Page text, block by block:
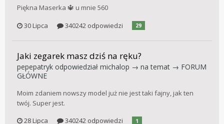
Piękna Maserka 🔱 u mnie 560
30 Lipca
340242 odpowiedzi 29
Jaki zegarek masz dziś na ręku?
pepepatryk odpowiedział michalop → na temat → FORUM
GŁÓWNE
Moim zdaniem nowszy model już nie jest taki fajny, jak ten
twój. Super jest.
28 Lipca
340242 odpowiedzi 1